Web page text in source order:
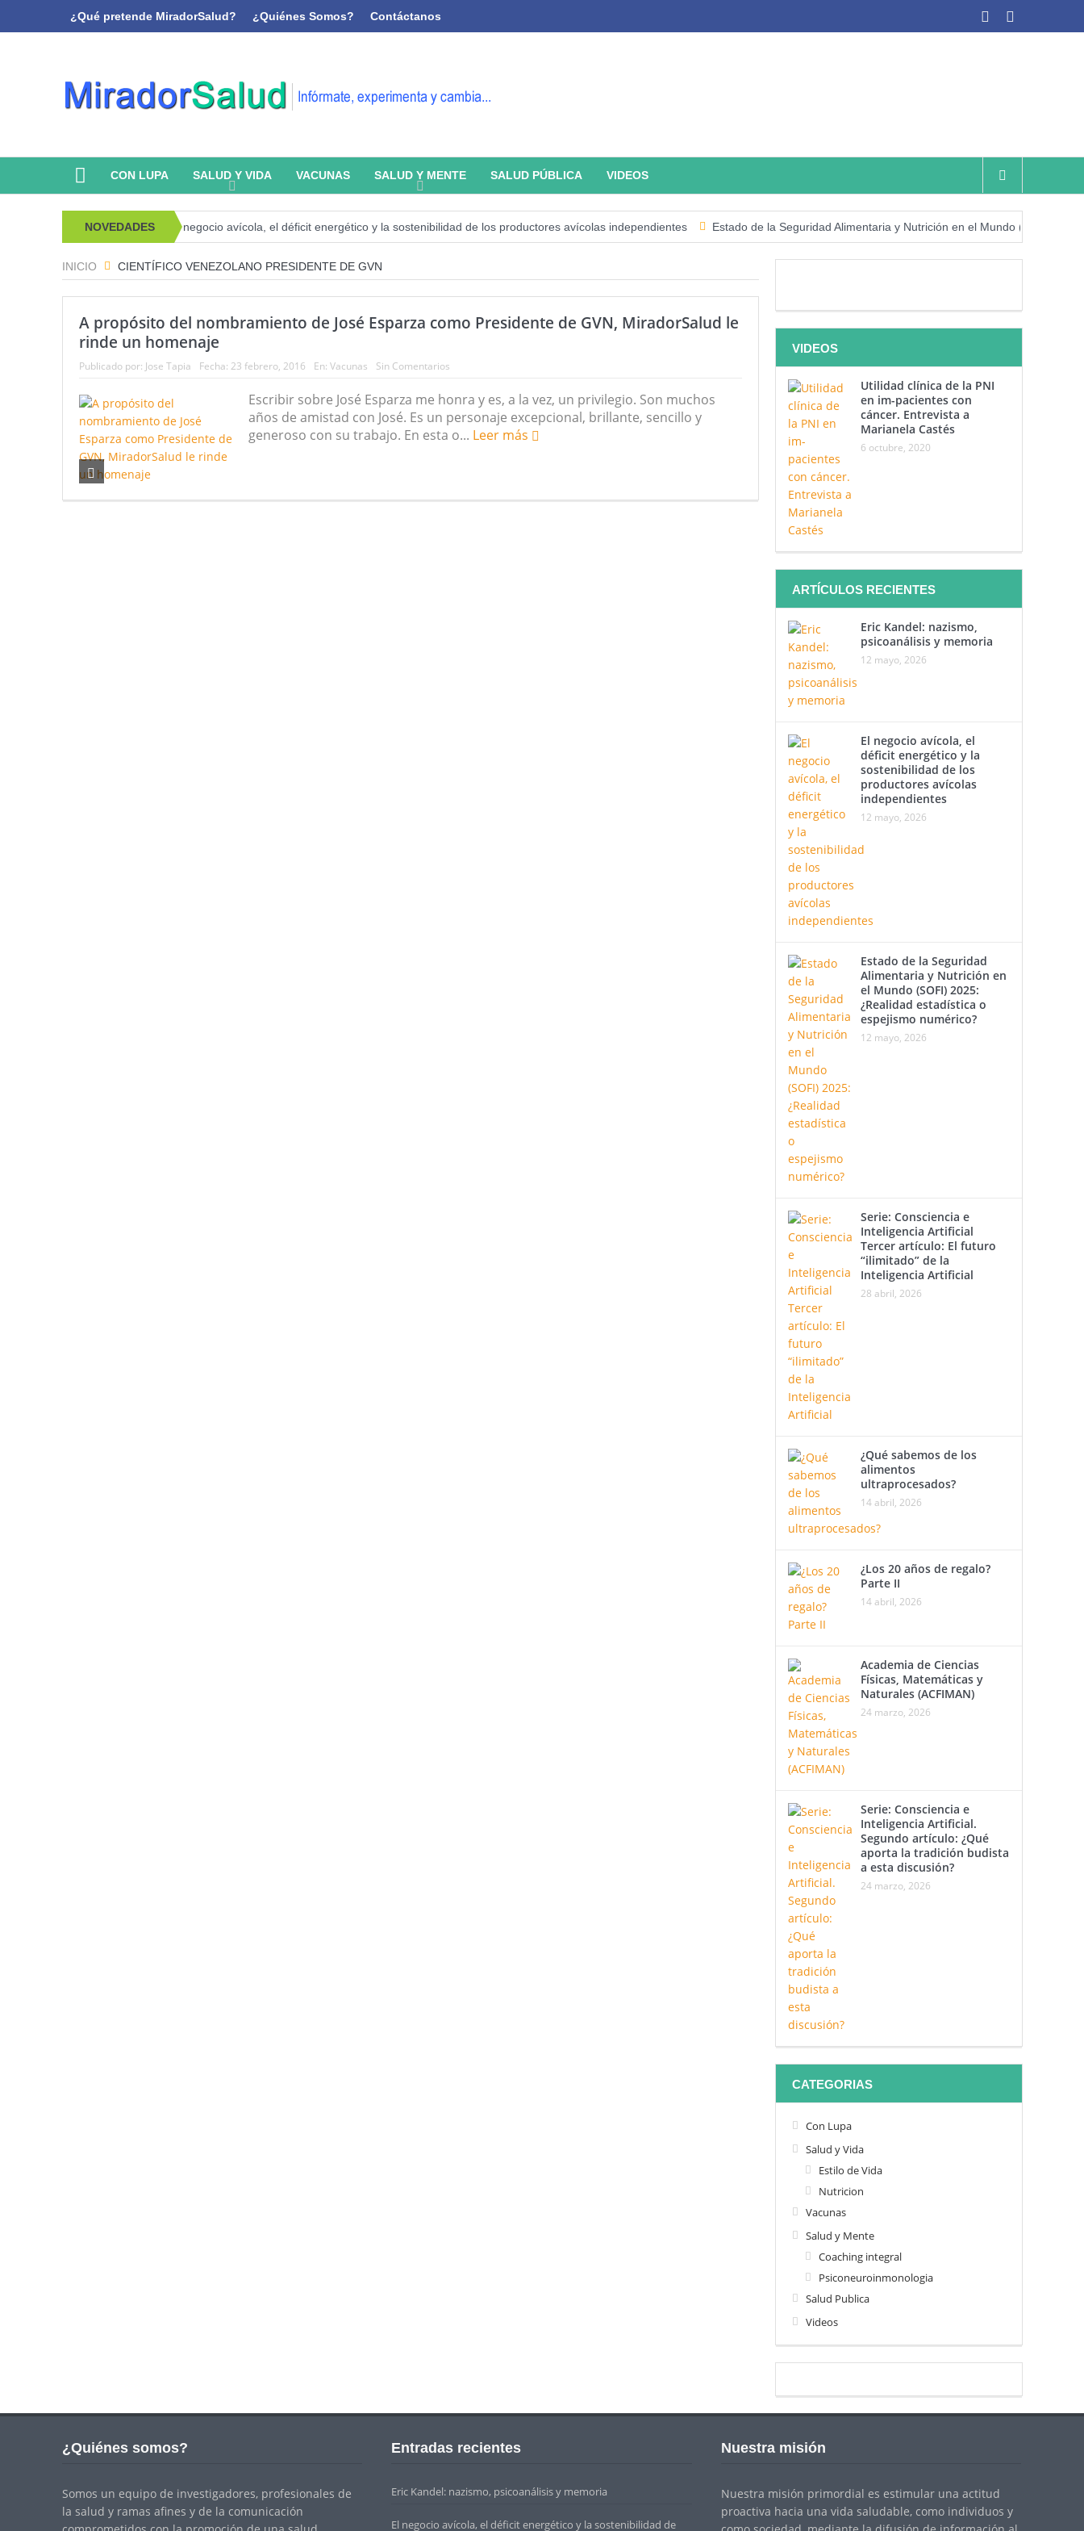
¿Qué pretende MiradorSalud? ¿Quiénes Somos? Contáctanos
CON LUPA SALUD Y VIDA VACUNAS SALUD Y MENTE SALUD PÚBLICA VIDEOS
NOVEDADES
y memoria El negocio avícola, el déficit energético y la sostenibilidad de los productores avícolas independientes Estado de la Seguridad Alimentaria y Nutrición en el Mundo (SOFI) 2025:
INICIO CIENTÍFICO VENEZOLANO PRESIDENTE DE GVN
A propósito del nombramiento de José Esparza como Presidente de GVN, MiradorSalud le
rinde un homenaje
Publicado por: Jose Tapia Fecha: 23 febrero, 2016 En: Vacunas Sin Comentarios
Escribir sobre José Esparza me honra y es, a la vez, un privilegio. Son muchos
años de amistad con José. Es un personaje excepcional, brillante, sencillo y
generoso con su trabajo. En esta o... Leer más
VIDEOS
Utilidad clínica de la PNI
en im-pacientes con
cáncer. Entrevista a
Marianela Castés
6 octubre, 2020
ARTÍCULOS RECIENTES
Eric Kandel: nazismo,
psicoanálisis y memoria
12 mayo, 2026
El negocio avícola, el
déficit energético y la
sostenibilidad de los
productores avícolas
independientes
12 mayo, 2026
Estado de la Seguridad
Alimentaria y Nutrición en
el Mundo (SOFI) 2025:
¿Realidad estadística o
espejismo numérico?
12 mayo, 2026
Serie: Consciencia e
Inteligencia Artificial
Tercer artículo: El futuro
“ilimitado” de la
Inteligencia Artificial
28 abril, 2026
¿Qué sabemos de los
alimentos
ultraprocesados?
14 abril, 2026
¿Los 20 años de regalo?
Parte II
14 abril, 2026
Academia de Ciencias
Físicas, Matemáticas y
Naturales (ACFIMAN)
24 marzo, 2026
Serie: Consciencia e
Inteligencia Artificial.
Segundo artículo: ¿Qué
aporta la tradición budista
a esta discusión?
24 marzo, 2026
CATEGORIAS
Con Lupa
Salud y Vida
Estilo de Vida
Nutricion
Vacunas
Salud y Mente
Coaching integral
Psiconeuroinmonologia
Salud Publica
Videos
¿Quiénes somos?
Somos un equipo de investigadores, profesionales de
la salud y ramas afines y de la comunicación
Entradas recientes
Eric Kandel: nazismo, psicoanálisis y memoria
El negocio avícola, el déficit energético y la sostenibilidad de
Nuestra misión
Nuestra misión primordial es estimular una actitud
proactiva hacia una vida saludable, como individuos y